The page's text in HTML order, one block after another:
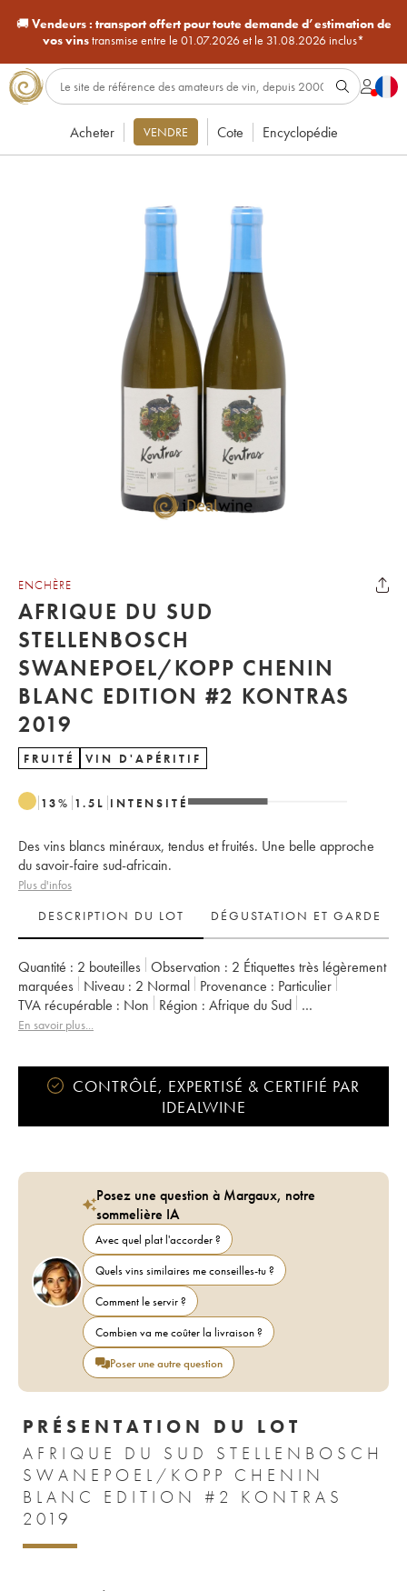
🚚Vendeurs : transport offert pour toute demande d’estimation de
vos vinstransmise entre le 01.07.2026 et le 31.08.2026 inclus*
Acheter VENDRE Cote Encyclopédie
ENCHÈRE
AFRIQUE DU SUD
STELLENBOSCH
SWANEPOEL/KOPP CHENIN
BLANC EDITION #2 KONTRAS
2019
FRUITÉ VIN D'APÉRITIF
13% 1.5 L INTENSITÉ
Des vins blancs minéraux, tendus et fruités. Une belle approche
du savoir-faire sud-africain.
Plus d'infos
DESCRIPTION DU LOT
DÉGUSTATION ET GARDE
Quantité : 2 bouteilles Observation : 2 Étiquettes très légèrement
marquées
Niveau : 2 Normal Provenance : particulier
TVA récupérable :
non Région :
Afrique du Sud
Appellation :
En savoir plus...
CONTRÔLÉ, EXPERTISÉ & CERTIFIÉ PAR
IDEALWINE
Posez une question à Margaux, notre
sommelière IA
Avec quel plat l'accorder ?
Quels vins similaires me conseilles-tu ?
Comment le servir ?
Combien va me coûter la livraison ?
Poser une autre question
PRÉSENTATION DU LOT
AFRIQUE DU SUD STELLENBOSCH
SWANEPOEL/KOPP CHENIN
BLANC EDITION #2 KONTRAS
2019